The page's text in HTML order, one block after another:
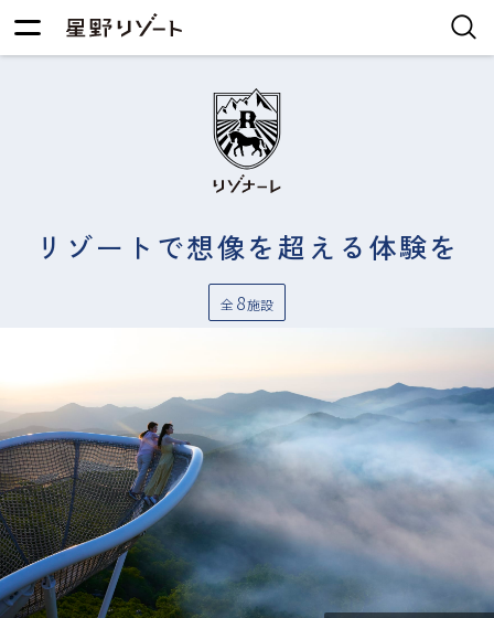
リゾートで想像を超える体験を
全 8施設